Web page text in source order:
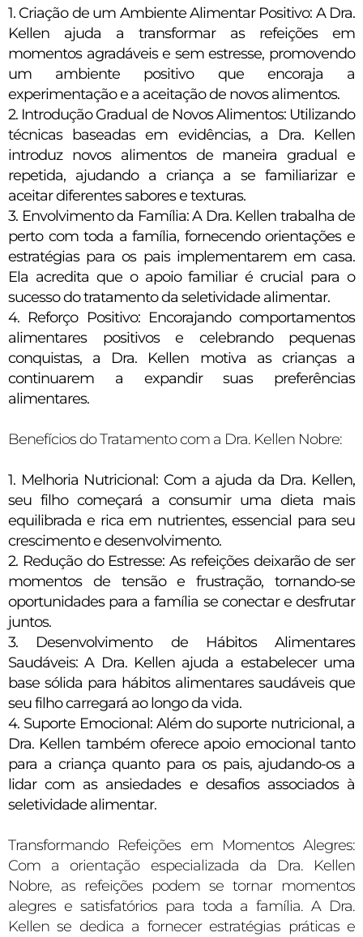
1. Criação de um Ambiente Alimentar Positivo: A Dra.
Kellen ajuda a transformar as refeições em
momentos agradáveis e sem estresse, promovendo
um ambiente positivo que encoraja a
experimentação e a aceitação de novos alimentos.
2. Introdução Gradual de Novos Alimentos: Utilizando
técnicas baseadas em evidências, a Dra. Kellen
introduz novos alimentos de maneira gradual e
repetida, ajudando a criança a se familiarizar e
aceitar diferentes sabores e texturas.
3. Envolvimento da Família: A Dra. Kellen trabalha de
perto com toda a família, fornecendo orientações e
estratégias para os pais implementarem em casa.
Ela acredita que o apoio familiar é crucial para o
sucesso do tratamento da seletividade alimentar.
4. Reforço Positivo: Encorajando comportamentos
alimentares positivos e celebrando pequenas
conquistas, a Dra. Kellen motiva as crianças a
continuarem a expandir suas preferências
alimentares.
Benefícios do Tratamento com a Dra. Kellen Nobre:
1. Melhoria Nutricional: Com a ajuda da Dra. Kellen,
seu filho começará a consumir uma dieta mais
equilibrada e rica em nutrientes, essencial para seu
crescimento e desenvolvimento.
2. Redução do Estresse: As refeições deixarão de ser
momentos de tensão e frustração, tornando-se
oportunidades para a família se conectar e desfrutar
juntos.
3. Desenvolvimento de Hábitos Alimentares
Saudáveis: A Dra. Kellen ajuda a estabelecer uma
base sólida para hábitos alimentares saudáveis que
seu filho carregará ao longo da vida.
4. Suporte Emocional: Além do suporte nutricional, a
Dra. Kellen também oferece apoio emocional tanto
para a criança quanto para os pais, ajudando-os a
lidar com as ansiedades e desafios associados à
seletividade alimentar.
Transformando Refeições em Momentos Alegres:
Com a orientação especializada da Dra. Kellen
Nobre, as refeições podem se tornar momentos
alegres e satisfatórios para toda a família. A Dra.
Kellen se dedica a fornecer estratégias práticas e